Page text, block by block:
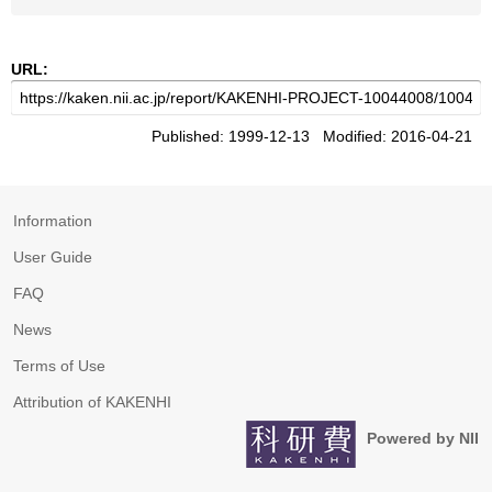
URL:
Published: 1999-12-13 Modified: 2016-04-21
Information
User Guide
FAQ
News
Terms of Use
Attribution of KAKENHI
Powered by NII